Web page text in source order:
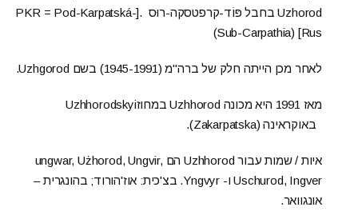
Uzhorod בחבל פּוֹד-קרפטסקה-רוּס .[PKR = Pod-Karpatská-
Rus] (Sub-Carpathia)
לאחר מכן הייתה חלק של ברה"מ (1945-1991) בשם Uzhgorod.
מאז 1991 היא מכונה Uzhhorod במחוזUzhhorodskyi
באוקראינה (Zakarpatska).
איות / שמות עבור Uzhhorod הם ungwar, Użhorod, Ungvir,
Uschurod, Ingver ו- Yngvyr. בצ'כית: אוז'הורוד; בהונגרית –
אונגוואר.